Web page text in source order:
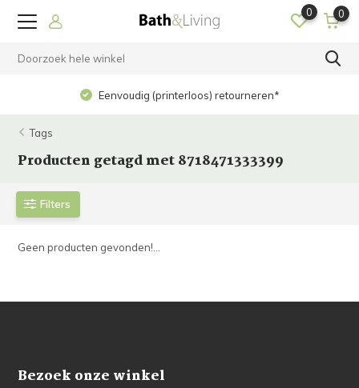
0 0
Eenvoudig (printerloos) retourneren*
Tags
Producten getagd met 8718471333399
Filters
Geen producten gevonden!...
Bezoek onze winkel